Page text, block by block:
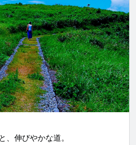
、伸びやかな道。